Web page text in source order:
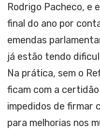
Rodrigo Pacheco, e
final do ano por
emendas
já estão tendo
Na prática, sem o
ficam com a
impedidos de firmar
para melhorias nos